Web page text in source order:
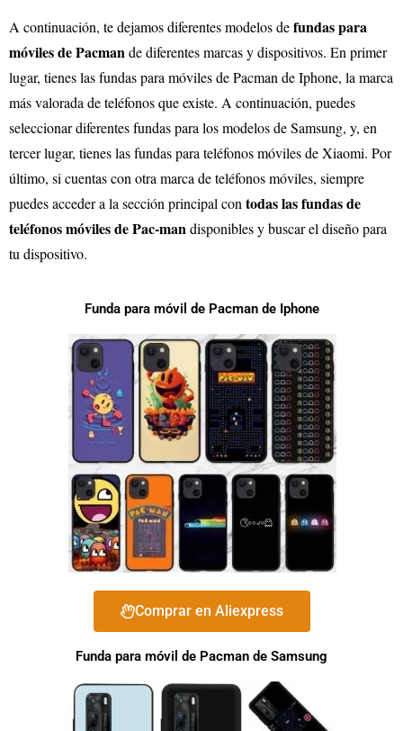
A continuación, te dejamos diferentes modelos defundas para
móviles dePacmande diferentes marcas y dispositivos. En primer
lugar, tienes las fundas para móviles dePacman de Iphone, la marca
más valorada de teléfonos que existe. A continuación, puedes
seleccionar diferentes fundas para los modelos de Samsung, y, en
tercer lugar, tienes las fundas para teléfonos móviles de Xiaomi. Por
último, si cuentas con otra marca de teléfonos móviles, siempre
puedes acceder a la sección principal con todas las fundas de
teléfonos móviles dePac-mandisponibles y buscar el diseño para
tu dispositivo.
Funda para móvil de Pacman de Iphone
Comprar en Aliexpress
Funda para móvil de Pacman de Samsung